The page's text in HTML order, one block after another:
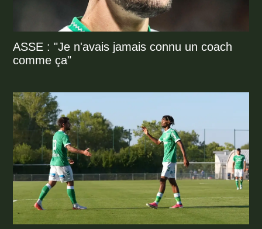
ASSE : "Je n'avais jamais connu un coach
comme ça"